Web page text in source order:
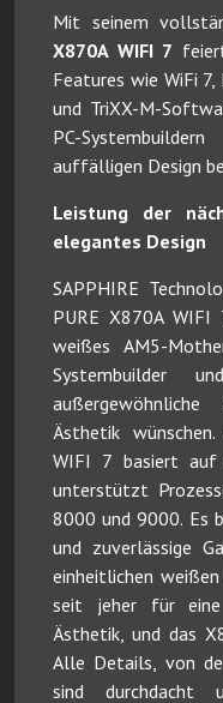
Mit seinem
X870A WIFI 7
Features wie WiFi 7,
und TriXX-M-
PC-
auffälligen Design
Leistung der
elegantes Design
SAPPHIRE
PURE X870A
weißes AM5-
Systembuilder
Ästhetik
WIFI 7 basiert auf
unterstützt
8000 und 9000. Es
und zuverlässige
einheitlichen
seit jeher für eine
Ästhetik, und das
Alle Details, von
sind durchdacht